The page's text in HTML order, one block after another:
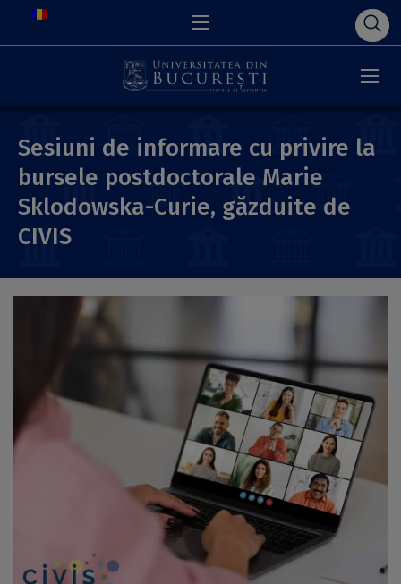
Sesiuni de informare cu privire la
bursele postdoctorale Marie
Sklodowska-Curie, găzduite de
CIVIS